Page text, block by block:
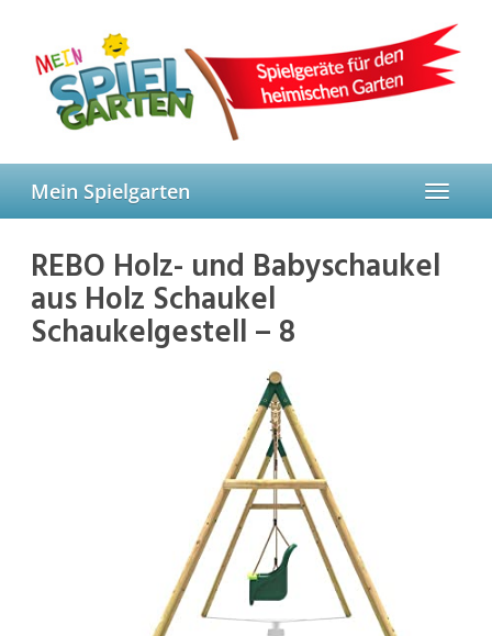
content
Toggle
Mein Spielgarten
REBO Holz- und Babyschaukel
aus Holz Schaukel
Schaukelgestell – 8